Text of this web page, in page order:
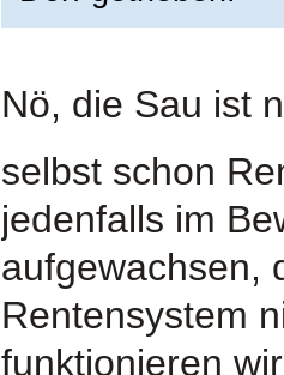
Nö, die Sau ist
selbst schon
jedenfalls im
aufgewachsen,
Rentensystem
funktionieren